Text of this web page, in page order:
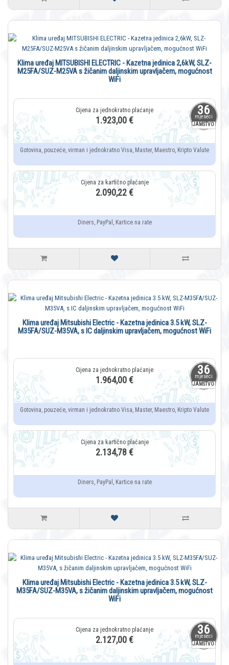
36
mjeseci
JAMSTVO
Klima uređaj MITSUBISHI ELECTRIC - Kazetna jedinica 2,6kW, SLZ-
M25FA/SUZ-M25VA s žičanim daljinskim upravljačem, mogućnost
WiFi
1.923,00 €
Gotovina, pouzeće, virman i jednokratno Visa, Master, Maestro, Kripto Valute
2.090,22 €
Diners, PayPal, Kartice na rate
36
mjeseci
JAMSTVO
Klima uređaj Mitsubishi Electric - Kazetna jedinica 3.5 kW, SLZ-
M35FA/SUZ-M35VA, s IC daljinskim upravljačem, mogućnost WiFi
1.964,00 €
Gotovina, pouzeće, virman i jednokratno Visa, Master, Maestro, Kripto Valute
2.134,78 €
Diners, PayPal, Kartice na rate
36
mjeseci
JAMSTVO
Klima uređaj Mitsubishi Electric - Kazetna jedinica 3.5 kW, SLZ-
M35FA/SUZ-M35VA, s žičanim daljinskim upravljačem, mogućnost
WiFi
2.127,00 €